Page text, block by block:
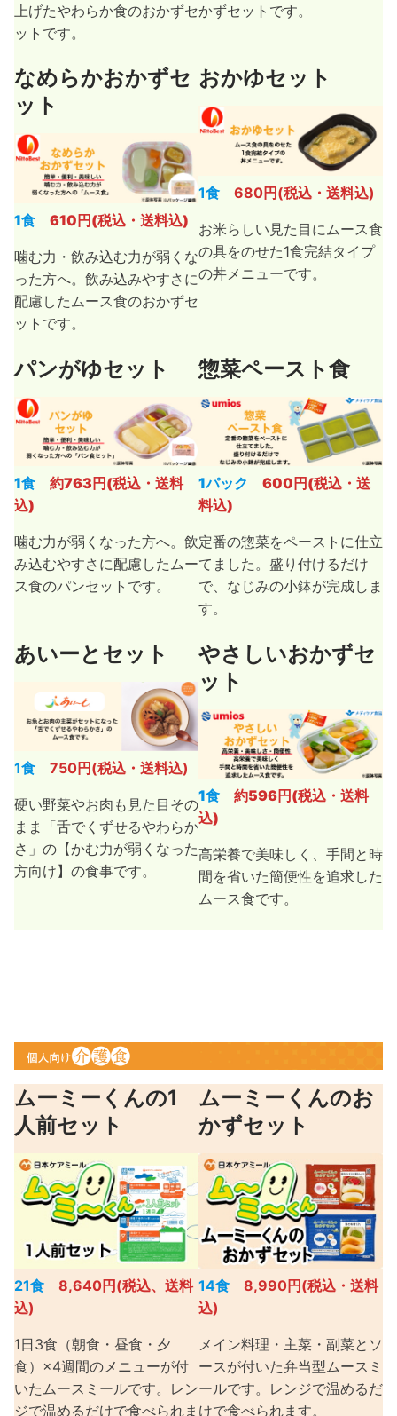
上げたやわらか食のおかずセ
ットです。
かずセットです。
なめらかおかずセ
ット
1食 610円(税込・送料込)
噛む力・飲み込む力が弱くな
った方へ。飲み込みやすさに
配慮したムース食のおかずセ
ットです。
おかゆセット
1食 680円(税込・送料込)
お米らしい見た目にムース食
の具をのせた1食完結タイプ
の丼メニューです。
パンがゆセット
1食
約763円(税込・送料
込)
噛む力が弱くなった方へ。飲
み込むやすさに配慮したムー
ス食のパンセットです。
惣菜ペースト食
1パック
600円(税込・送
料込)
定番の惣菜をペーストに仕立
てました。盛り付けるだけ
で、なじみの小鉢が完成しま
す。
あいーとセット
1食 750円(税込・送料込)
硬い野菜やお肉も見た目その
まま「舌でくずせるやわらか
さ」の【かむ力が弱くなった
方向け】の食事です。
やさしいおかずセ
ット
1食
約596円(税込・送料
込)
高栄養で美味しく、手間と時
間を省いた簡便性を追求した
ムース食です。
ムーミーくんの1
人前セット
21食
8,640円(税込、送料
込)
1日3食（朝食・昼食・夕
食）×4週間のメニューが付
いたムースミールです。レン
ジで温めるだけで食べられま
ムーミーくんのお
かずセット
14食
8,990円(税込・送料
込)
メイン料理・主菜・副菜とソ
ースが付いた弁当型ムースミ
ールです。レンジで温めるだ
けで食べられます。